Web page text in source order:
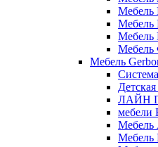
Мебель
Мебель
Мебель
ЛАЙН
мебели
Мебель
Мебель